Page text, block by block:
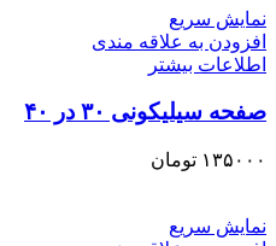
نمایش سریع
افزودن به علاقه مندی
اطلاعات بیشتر
صفحه سیلیکونی ۳۰ در ۴۰
۱۳۵۰۰۰ تومان
نمایش سریع